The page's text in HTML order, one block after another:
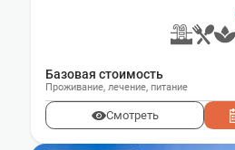
Базовая стоимость
Проживание, лечение, питание
Смотреть